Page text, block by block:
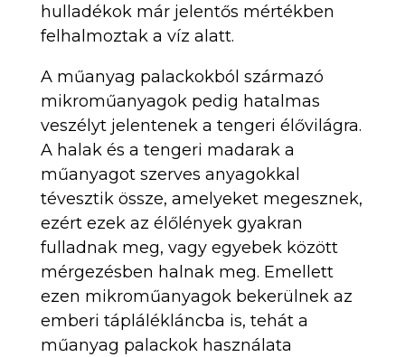
hulladékok már jelentős mértékben
felhalmoztak a víz alatt.
A műanyag palackokból származó
mikroműanyagok pedig hatalmas
veszélyt jelentenek a tengeri élővilágra.
A halak és a tengeri madarak a
műanyagot szerves anyagokkal
tévesztik össze, amelyeket megesznek,
ezért ezek az élőlények gyakran
fulladnak meg, vagy egyebek között
mérgezésben halnak meg. Emellett
ezen mikroműanyagok bekerülnek az
emberi táplálékláncba is, tehát a
műanyag palackok használata